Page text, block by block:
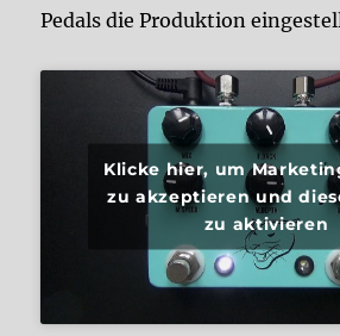
Pedals die Produktion
Klicke hier, um
zu akzeptieren und
zu aktivieren